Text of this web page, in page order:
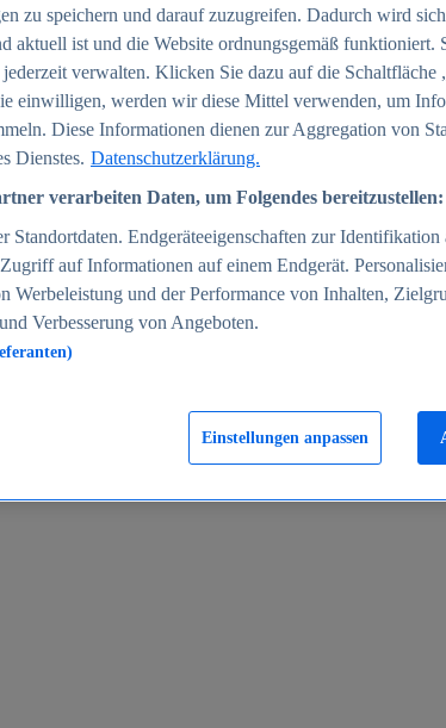
2005-2025
zu speichern und darauf zuzugreifen. Dadurch wird
aktuell ist und die Website ordnungsgemäß funktioniert.
verwalten. Klicken Sie dazu auf die Schaltfläche
einwilligen, werden wir diese Mittel verwenden, um
Diese Informationen dienen zur Aggregation von
Dienstes. Datenschutzerklärung.
verarbeiten Daten, um Folgendes bereitzustellen:
Standortdaten. Endgeräteeigenschaften zur
auf Informationen auf einem Endgerät.
Werbeleistung und der Performance von Inhalten,
Verbesserung von Angeboten.
Einstellungen anpassen